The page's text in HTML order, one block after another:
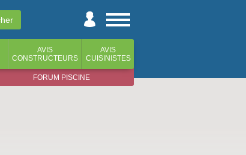
AVIS
CONSTRUCTEURS
AVIS
CUISINISTES
FORUM PISCINE